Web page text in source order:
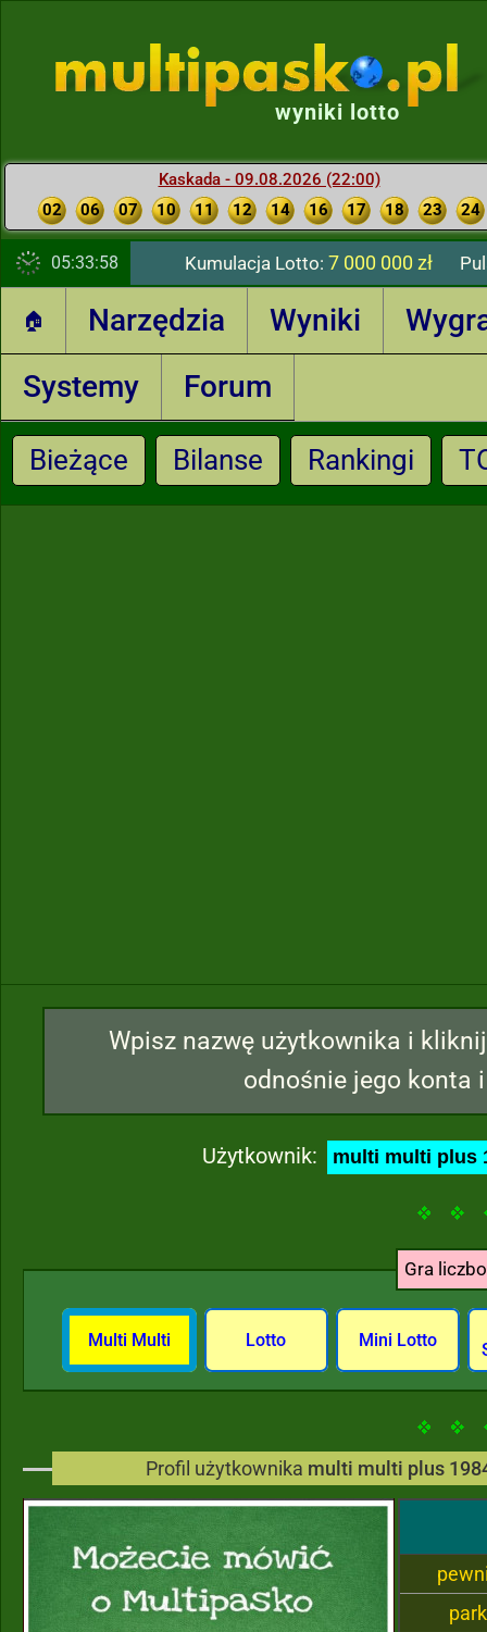
wyniki lotto
Kaskada - 09.08.2026 (22:00)
02
06 07 10 11 12 14 16 17 18 23 24
05:33:59 Kumulacja Lotto: 7 000 000 zł
🏠 Narzędzia Wyniki
Systemy
Forum
Bieżące Bilanse Rankingi
Wpisz nazwę użytkownika i
odnośnie jego konta
Użytkownik:
Gra
Multi Multi Lotto Mini Lotto
Profil użytkownika multi multi plus